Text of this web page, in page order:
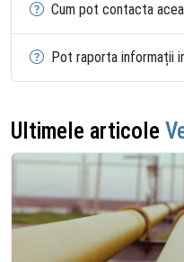
Cum pot contacta
Pot raporta informații
Ultimele articole